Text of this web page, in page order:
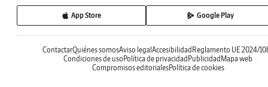
App Store Google Play
ContactarQuiénes somosAviso legal Accesibilidad Reglamento UE 2024/
Condiciones de uso Política de privacidad Publicidad Mapa web
Compromisos editorialesPolítica de cookies